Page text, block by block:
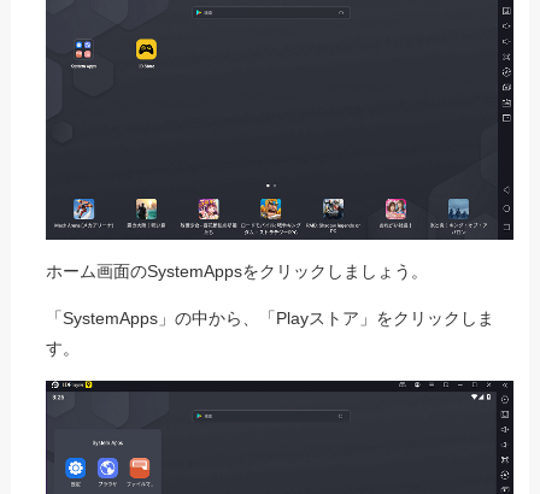
ホーム画面のSystemAppsをクリックしましょう。
「SystemApps」の中から、「Playストア」をクリックしま
す。